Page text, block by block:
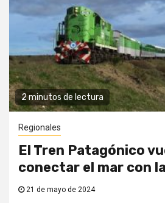
2 minutos de lectura
Regionales
El Tren Patagónico
conectar el mar con
21 de mayo de 2024